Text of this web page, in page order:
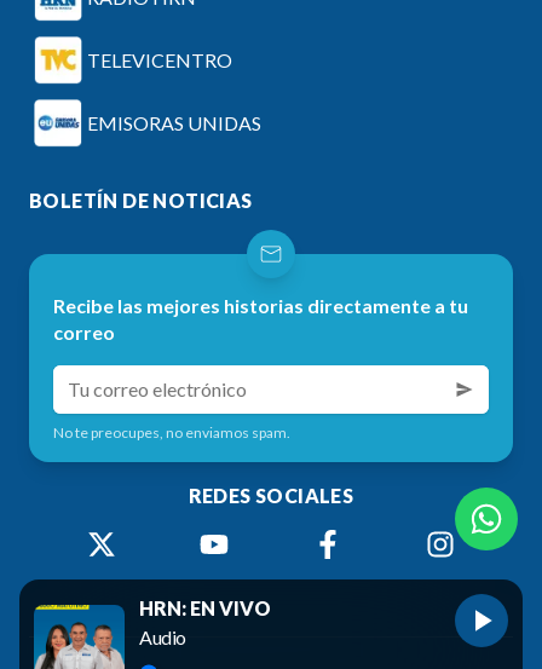
TELEVICENTRO
EMISORAS UNIDAS
BOLETÍN DE NOTICIAS
Recibe las mejores historias directamente a tu
correo
No te preocupes, no enviamos spam.
REDES SOCIALES
HRN: EN VIVO
Audio